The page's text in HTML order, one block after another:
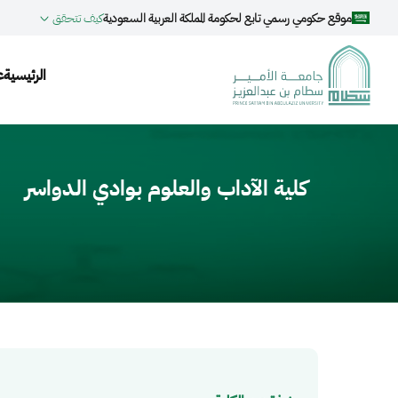
تجاوز إلى المحتوى الرئيسي
موقع حكومي رسمي تابع لحكومة المملكة العربية السعوديةكيف تتحقق
الرئيسية
كلية الآداب والعلوم بوادي الدواسر